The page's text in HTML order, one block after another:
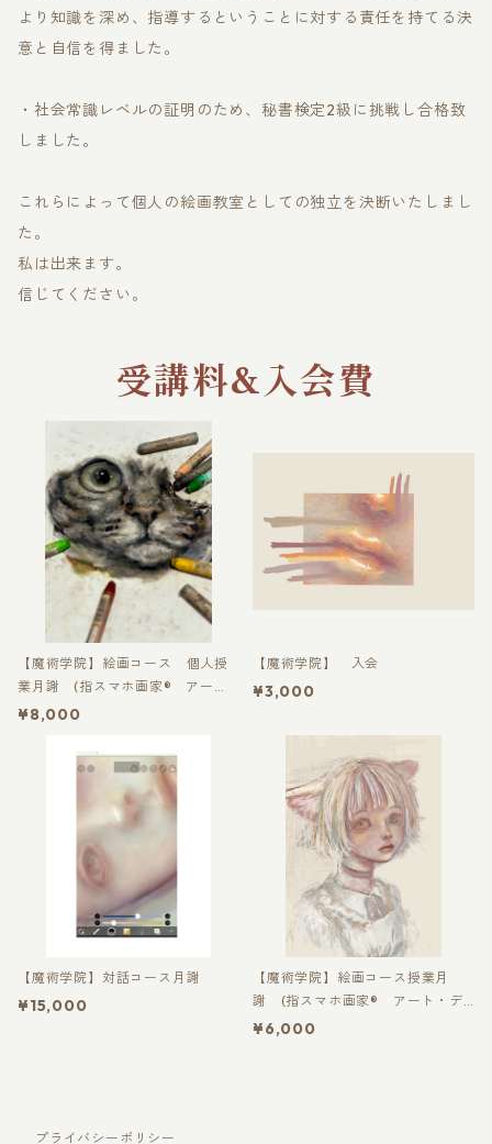
より知識を深め、指導するということに対する責任を持てる決
意と自信を得ました。
・社会常識レベルの証明のため、秘書検定2級に挑戦し合格致
しました。
これらによって個人の絵画教室としての独立を決断いたしまし
た。
私は出来ます。
信じてください。
受講料&入会費
【魔術学院】絵画コース 個人授
業月謝 (指スマホ画家® アー
ト・デザイナー講座)
¥8,000
【魔術学院】 入会
¥3,000
【魔術学院】対話コース月謝
¥15,000
【魔術学院】絵画コース授業月
謝 (指スマホ画家® アート・デ
ザイナー講座)
¥6,000
プライバシーポリシー